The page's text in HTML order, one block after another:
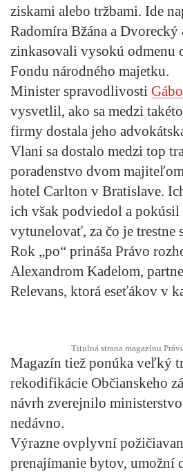
ziskami alebo tržbami. Ide
Radomíra Bžána a
zinkasovali vysokú odmenu
Fondu národného majetku.
Minister spravodlivosti
vysvetlil, ako sa medzi
firmy dostala jeho
Vlani sa dostalo medzi top
poradenstvo dvom
hotel Carlton v Bratislave.
ich však podviedol a pokúsil
vytunelovať, za čo je trestne
Rok „po“ prináša Právo
Alexandrom Kadelom,
Relevans, ktorá eseťákov v
Titulná strana magazínu
Magazín tiež ponúka veľký
rekodifikácie Občianskeho
návrh zverejnilo
nedávno.
Výrazne ovplyvní
prenajímanie bytov, umožní